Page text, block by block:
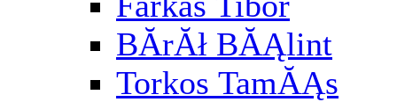
BĂ­rĂł BĂĄlint
Torkos TamĂĄs